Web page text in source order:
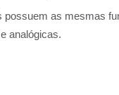
possuem as mesmas
analógicas.